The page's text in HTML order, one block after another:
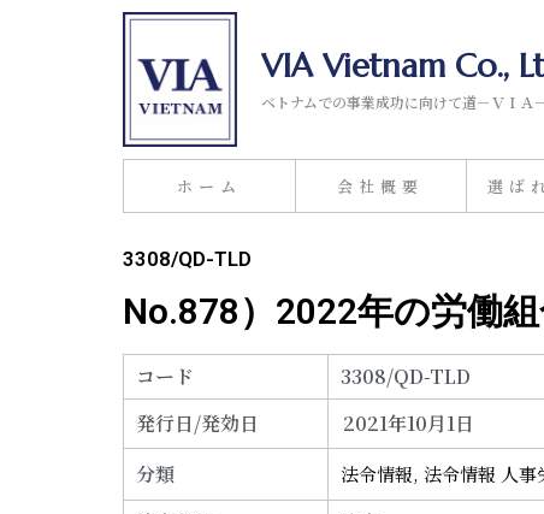
VIA Vietnam Co.,
ベトナムでの事業成功に向けて道－ＶＩＡ
ホーム 会社概要 選ば
3308/QD-TLD
No.878）2022年の労働
コード
3308/QD-TLD
発行日/発効日
2021年10月1日
分類
法令情報, 法令情報 人事